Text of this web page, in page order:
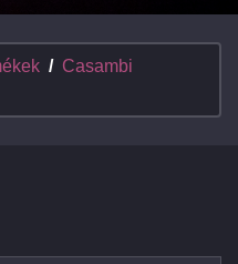
Casambi